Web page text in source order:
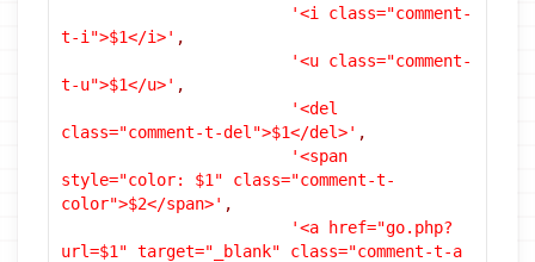
'<i class="comment-
t-i">$1</i>' ,
'<u class="comment-
t-u">$1</u>' ,
'<del
class="comment-t-del">$1</del>' ,
'<span
style="color: $1" class="comment-t-
color">$2</span>' ,
'<a href="go.php?
url=$1" target="_blank" class="comment-t-a